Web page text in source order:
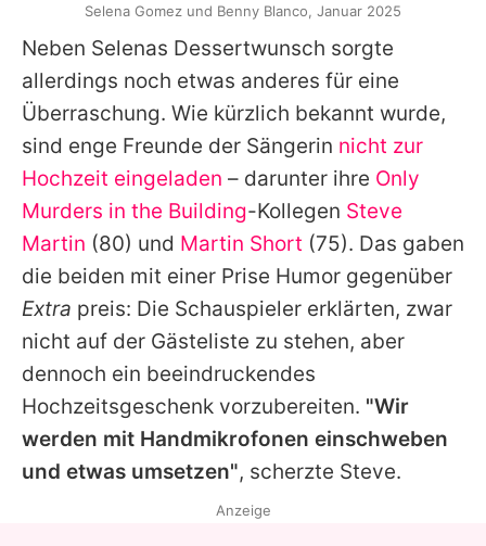
Neben Selenas Dessertwunsch sorgte
allerdings noch etwas anderes für eine
Überraschung. Wie kürzlich bekannt wurde,
sind enge Freunde der Sängerin nicht zur
Hochzeit eingeladen – darunter ihre Only
Murders in the Building-Kollegen Steve
Martin (80) und Martin Short (75). Das gaben
die beiden mit einer Prise Humor gegenüber
Extra preis: Die Schauspieler erklärten, zwar
nicht auf der Gästeliste zu stehen, aber
dennoch ein beeindruckendes
Hochzeitsgeschenk vorzubereiten. "Wir
werden mit Handmikrofonen einschweben
und etwas umsetzen", scherzte Steve.
Selena Gomez und Benny Blanco, Januar 2025
Anzeige